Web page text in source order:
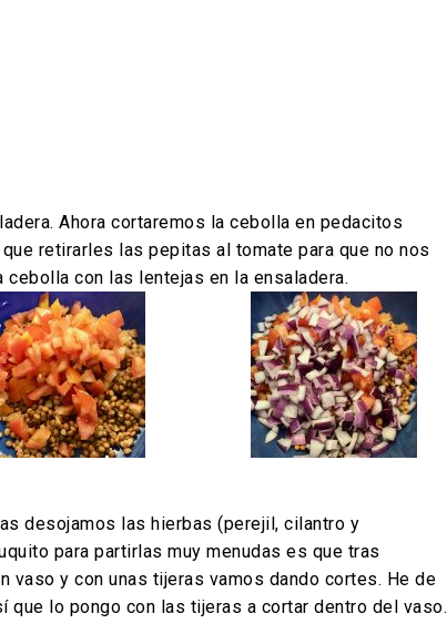
Ahora cortaremos la cebolla en pedacitos
retirarles las pepitas al tomate para que no nos
con las lentejas en la ensaladera.
desojamos las hierbas (perejil, cilantro y
para partirlas muy menudas es que tras
vaso y con unas tijeras vamos dando cortes. He de
lo pongo con las tijeras a cortar dentro del vaso.